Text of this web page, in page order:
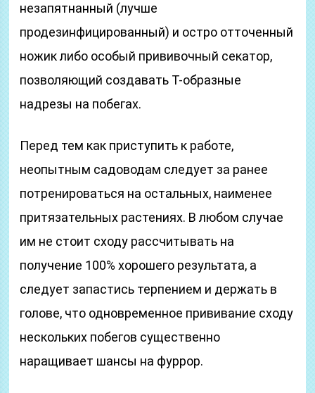
незапятнанный (лучше
продезинфицированный) и остро отточенный
ножик либо особый прививочный секатор,
позволяющий создавать Т-образные
надрезы на побегах.
Перед тем как приступить к работе,
неопытным садоводам следует за ранее
потренироваться на остальных, наименее
притязательных растениях. В любом случае
им не стоит сходу рассчитывать на
получение 100% хорошего результата, а
следует запастись терпением и держать в
голове, что одновременное прививание сходу
нескольких побегов существенно
наращивает шансы на фуррор.